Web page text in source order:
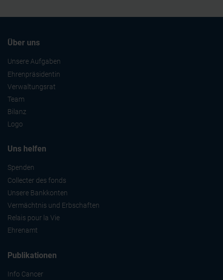
Über uns
Unsere Aufgaben
Ehrenpräsidentin
Verwaltungsrat
Team
Bilanz
Logo
Uns helfen
Spenden
Collecter des fonds
Unsere Bankkonten
Vermächtnis und Erbschaften
Relais pour la Vie
Ehrenamt
Publikationen
Info Cancer